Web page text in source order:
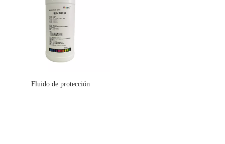
Fluido de protección